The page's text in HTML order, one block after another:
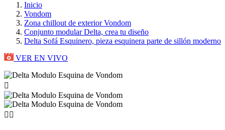
Inicio
Vondom
Zona chillout de exterior Vondom
Conjunto modular Delta, crea tu diseño
Delta Sofá Esquinero, pieza esquinera parte de sillón moderno
VER EN VIVO

 